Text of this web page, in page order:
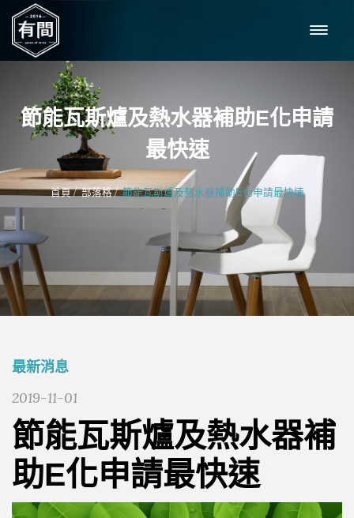
節能瓦斯爐及熱水器補助E化申請
最快速
首頁/部落格/節能瓦斯爐及熱水器補助E化申請最快速
最新消息
2019-11-01
節能瓦斯爐及熱水器補
助E化申請最快速